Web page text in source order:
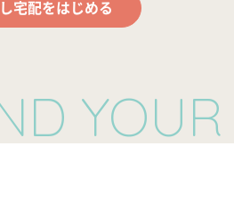
宅配をはじめる
YOUR